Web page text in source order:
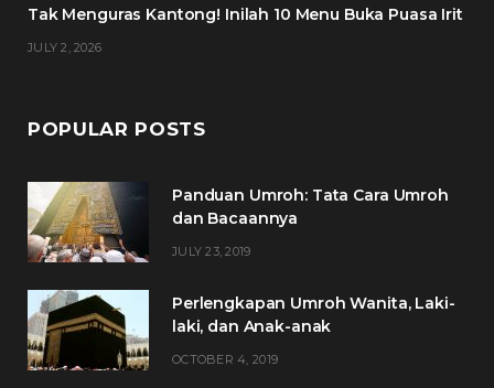
Tak Menguras Kantong! Inilah 10 Menu Buka Puasa Irit
JULY 2, 2026
POPULAR POSTS
Panduan Umroh: Tata Cara Umroh
dan Bacaannya
JULY 23, 2019
Perlengkapan Umroh Wanita, Laki-
laki, dan Anak-anak
OCTOBER 4, 2019